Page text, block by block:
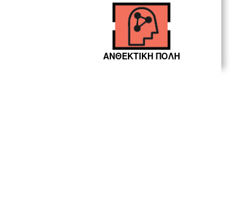
ΑΝΘΕΚΤΙΚΗ ΠΟΛΗ